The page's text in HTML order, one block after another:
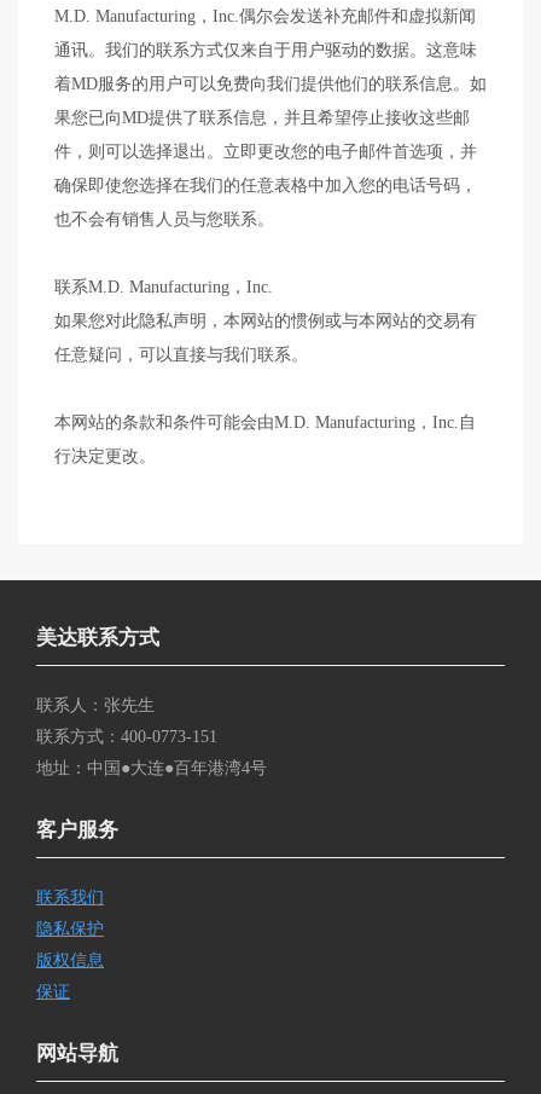
M.D. Manufacturing，Inc.偶尔会发送补充邮件和虚拟新闻
通讯。我们的联系方式仅来自于用户驱动的数据。这意味
着MD服务的用户可以免费向我们提供他们的联系信息。如
果您已向MD提供了联系信息，并且希望停止接收这些邮
件，则可以选择退出。立即更改您的电子邮件首选项，并
确保即使您选择在我们的任意表格中加入您的电话号码，
也不会有销售人员与您联系。
联系M.D. Manufacturing，Inc.
如果您对此隐私声明，本网站的惯例或与本网站的交易有
任意疑问，可以直接与我们联系。
本网站的条款和条件可能会由M.D. Manufacturing，Inc.自
行决定更改。
美达联系方式
联系人：张先生
联系方式：400-0773-151
地址：中国●大连●百年港湾4号
客户服务
联系我们
隐私保护
版权信息
保证
网站导航